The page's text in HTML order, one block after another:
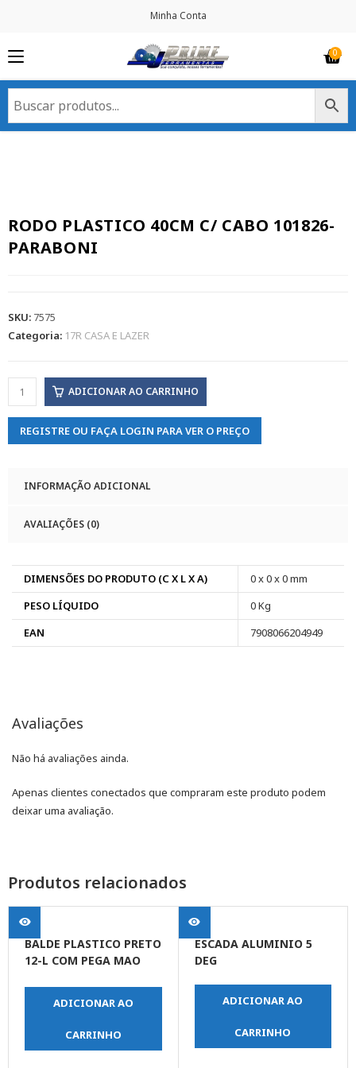
Minha Conta
RODO PLASTICO 40CM C/ CABO 101826-
PARABONI
SKU: 7575
Categoria: 17R CASA E LAZER
ADICIONAR AO CARRINHO
REGISTRE OU FAÇA LOGIN PARA VER O PREÇO
INFORMAÇÃO ADICIONAL
AVALIAÇÕES (0)
DIMENSÕES DO PRODUTO (C X L X A)
0 x 0 x 0 mm
PESO LÍQUIDO
0 Kg
EAN
7908066204949
Avaliações
Não há avaliações ainda.
Apenas clientes conectados que compraram este produto podem
deixar uma avaliação.
Produtos relacionados
BALDE PLASTICO PRETO
12-L COM PEGA MAO
ADICIONAR AO
CARRINHO
ESCADA ALUMINIO 5
DEG
ADICIONAR AO
CARRINHO